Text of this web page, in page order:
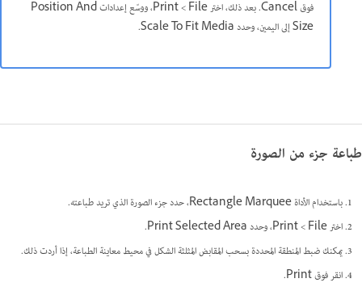
فوق Cancel. بعد ذلك، اختر File >‏ Print، ووسّع إعدادات Position And
Size إلى اليمين، وحدد Scale To Fit Media.
طباعة جزء من الصورة
باستخدام الأداة Rectangle Marquee، حدد جزء الصورة الذي تريد طباعته.
اختر File >‏ Print، وحدد Print Selected Area.
يمكنك ضبط المنطقة المحددة بسحب المقابض المثلثة الشكل في محيط معاينة الطباعة، إذا أردت ذلك.
انقر فوق Print.